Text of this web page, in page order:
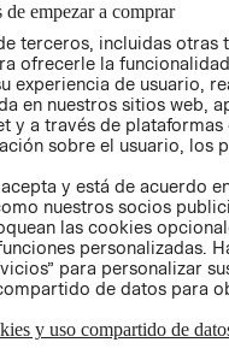
GIFT CARD
AVISO DE
de empezar a comprar
terceros, incluidas otras
ofrecerle la
experiencia de usuario,
en nuestros sitios web,
y a través de plataformas
sobre el usuario, los
y está de acuerdo
nuestros socios
las cookies
personalizadas.
para personalizar
de datos para
y uso compartido de